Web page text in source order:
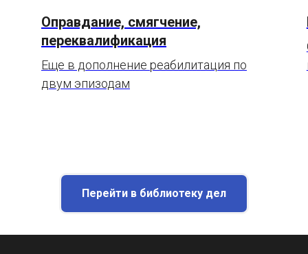
Оправдание, смягчение,
переквалификация
Еще в дополнение реабилитация по
двум эпизодам
Перейти в библиотеку дел